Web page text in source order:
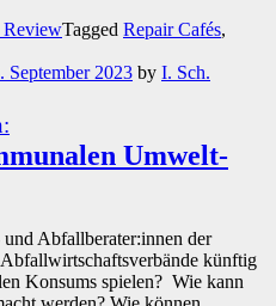
ReviewTagged Repair Cafés,
September 2023 by I. Sch.
Umwelt-
Abfallberater:innen der
künftig
Konsums spielen? Wie kann